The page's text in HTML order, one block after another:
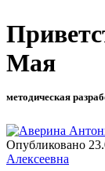
Мая
методическая
Опубликовано
Алексеевна